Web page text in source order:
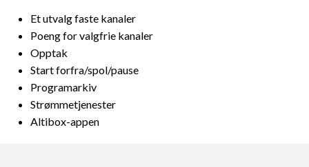
Et utvalg faste kanaler
Poeng for valgfrie kanaler
Opptak
Start forfra/spol/pause
Programarkiv
Strømmetjenester
Altibox-appen